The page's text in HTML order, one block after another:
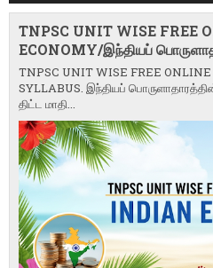
TNPSC UNIT WISE FREE
ECONOMY/இந்தியப்
TNPSC UNIT WISE FREE
SYLLABUS. இந்தியப்
திட்ட மாதி...